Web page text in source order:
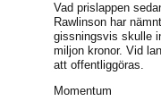
Vad prislappen
Rawlinson har
gissningsvis skulle
miljon kronor. Vid
att offentliggöras.
Momentum